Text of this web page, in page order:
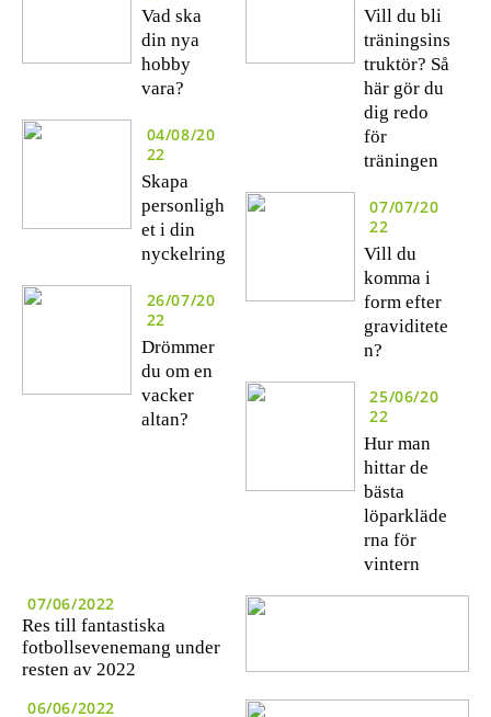
Vad ska
din nya
hobby
vara?
04/08/20
22
Skapa
personligh
et i din
nyckelring
26/07/20
22
Drömmer
du om en
vacker
altan?
Vill du bli
träningsins
truktör? Så
här gör du
dig redo
för
träningen
07/07/20
22
Vill du
komma i
form efter
graviditete
n?
25/06/20
22
Hur man
hittar de
bästa
löparkläde
rna för
vintern
07/06/2022
Res till fantastiska
fotbollsevenemang under
resten av 2022
06/06/2022